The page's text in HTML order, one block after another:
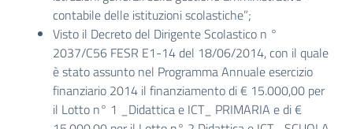
contabile delle istituzioni scolastiche”;
Visto il Decreto del Dirigente Scolastico n °
2037/C56 FESR E1-14 del 18/06/2014, con il quale
è stato assunto nel Programma Annuale esercizio
finanziario 2014 il finanziamento di € 15.000,00 per
il Lotto n° 1 _Didattica e ICT_ PRIMARIA e di €